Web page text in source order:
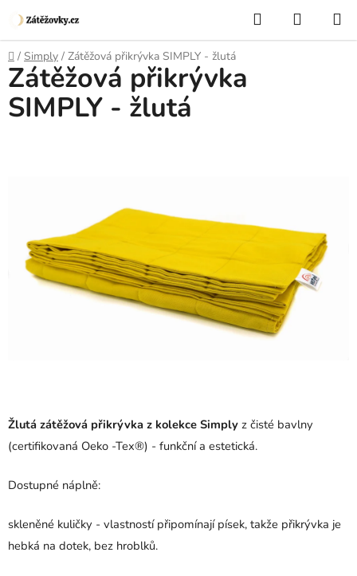
obsah
Hledat
KOŠÍK
Domů
/ Simply / Zátěžová přikrývka SIMPLY - žlutá
Žlutá zátěžová přikrývka z kolekce Simply z čisté bavlny
(certifikovaná Oeko -Tex®) - funkční a estetická.
Dostupné náplně:
skleněné kuličky - vlastností připomínají písek, takže přikrývka je
hebká na dotek, bez hroblků.
Zátěžová přikrývka
SIMPLY - žlutá